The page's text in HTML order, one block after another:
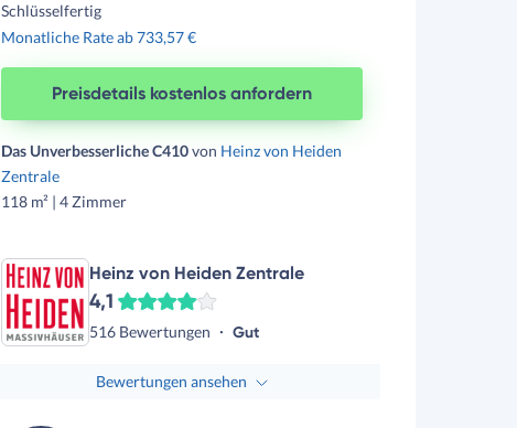
Schlüsselfertig
Monatliche Rate ab 733,57 €
Preisdetails kostenlos anfordern
Das Unverbesserliche C410von Heinz von Heiden
Zentrale
118 m² | 4 Zimmer
Heinz von Heiden Zentrale
4,1
516 Bewertungen Gut
Bewertungen ansehen